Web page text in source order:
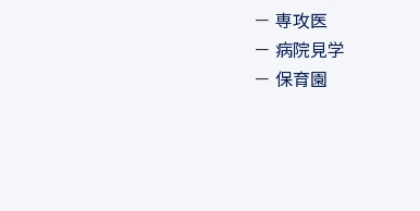
専攻医
病院見学
保育園